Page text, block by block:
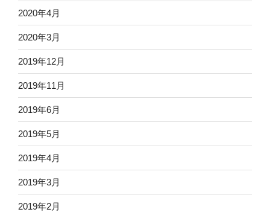
2020年4月
2020年3月
2019年12月
2019年11月
2019年6月
2019年5月
2019年4月
2019年3月
2019年2月